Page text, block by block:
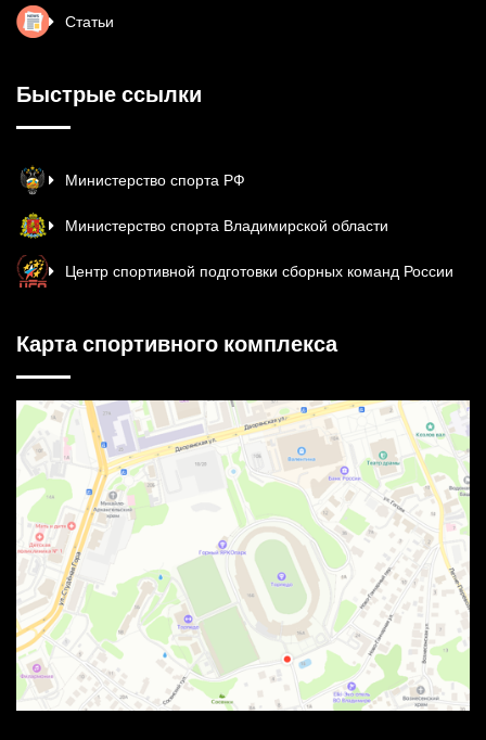
Статьи
Быстрые ссылки
Министерство спорта РФ
Министерство спорта Владимирской области
Центр спортивной подготовки сборных команд России
Карта спортивного комплекса